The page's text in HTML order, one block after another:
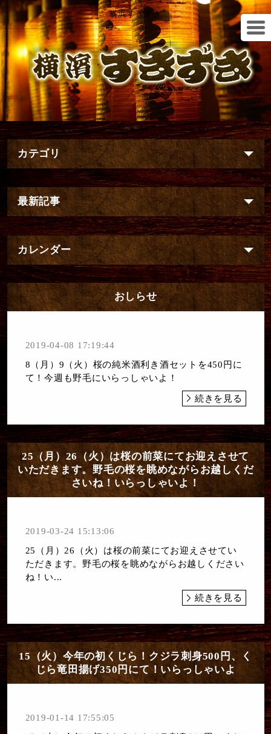
横浜すきずき
カテゴリ
最新記事
カレンダー
おしらせ
2019-04-08 17:19:44
8（月）9（火）桜の純米酒利き酒セットを450円に
て！今週も野毛にいらっしゃいよ！
続きを見る
25（月）26（火）は桜の前菜にてお迎えさせて
いただきます。野毛の桜を眺めながらお越しくだ
さいね！いらっしゃいよ！
2019-03-24 15:13:06
25（月）26（火）は桜の前菜にてお迎えさせてい
ただきます。野毛の桜を眺めながらお越しください
ね！い...
続きを見る
15（火）今年の初くじら！クジラ刺身500円、く
じら竜田揚げ350円にて！いらっしゃいよ
2019-01-14 17:55:05